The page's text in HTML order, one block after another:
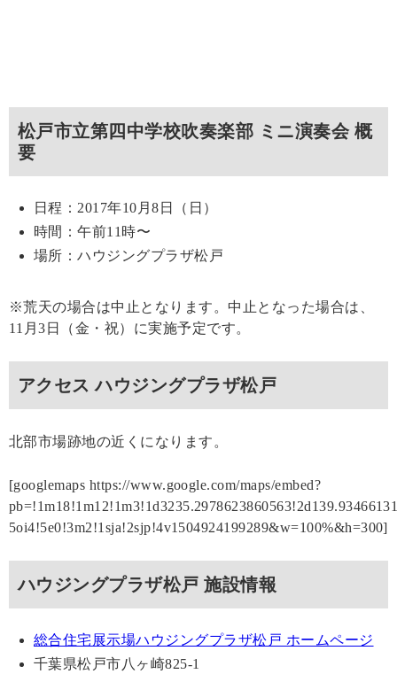
松戸市立第四中学校吹奏楽部 ミニ演奏会 概
要
日程：2017年10月8日（日）
時間：午前11時〜
場所：ハウジングプラザ松戸
※荒天の場合は中止となります。中止となった場合は、
11月3日（金・祝）に実施予定です。
アクセス ハウジングプラザ松戸
北部市場跡地の近くになります。
[googlemaps https://www.google.com/maps/embed?
5oi4!5e0!3m2!1sja!2sjp!4v1504924199289&w=100%&h=300]
ハウジングプラザ松戸 施設情報
総合住宅展示場ハウジングプラザ松戸 ホームページ
千葉県松戸市八ヶ崎825-1